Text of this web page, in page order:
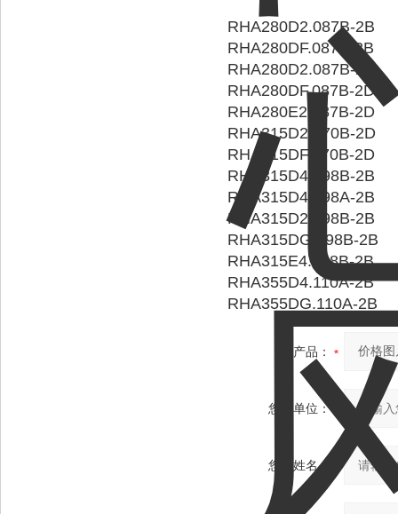
RHA280D2.087B-2B
RHA280DF.087B-2B
RHA280D2.087B-2D
RHA280DF.087B-2D
RHA280E2.087B-2D
RHA315D2.070B-2D
RHA315DF.070B-2D
RHA315D4.098B-2B
RHA315D4.098A-2B
RHA315D2.098B-2B
RHA315DG.098B-2B
RHA315E4.098B-2B
RHA355D4.110A-2B
RHA355DG.110A-2B
产品：
您的单位：
您的姓名：